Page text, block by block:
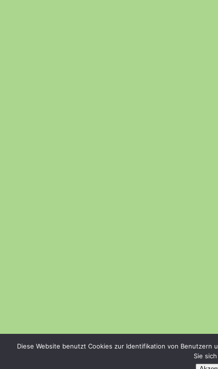
Diese Website benutzt Cookies zur Identifikation von
Sie